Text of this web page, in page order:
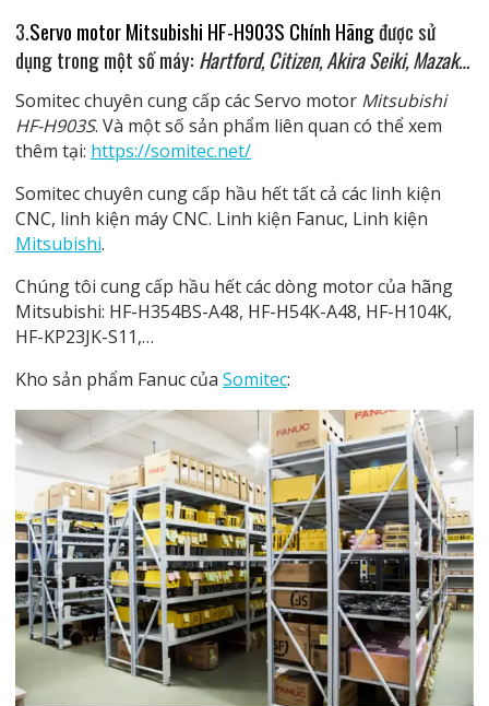
3.Servo motor Mitsubishi HF-H903S Chính Hãngđược sử
dụng trong một số máy: Hartford, Citizen, Akira Seiki, Mazak…
Somitec chuyên cung cấp các Servo motor Mitsubishi
HF-H903S. Và một số sản phẩm liên quan có thể xem
thêm tại: https://somitec.net/
Somitec chuyên cung cấp hầu hết tất cả các linh kiện
CNC, linh kiện máy CNC. Linh kiện Fanuc, Linh kiện
Mitsubishi.
Chúng tôi cung cấp hầu hết các dòng motor của hãng
Mitsubishi: HF-H354BS-A48, HF-H54K-A48, HF-H104K,
HF-KP23JK-S11,…
Kho sản phẩm Fanuc của Somitec: